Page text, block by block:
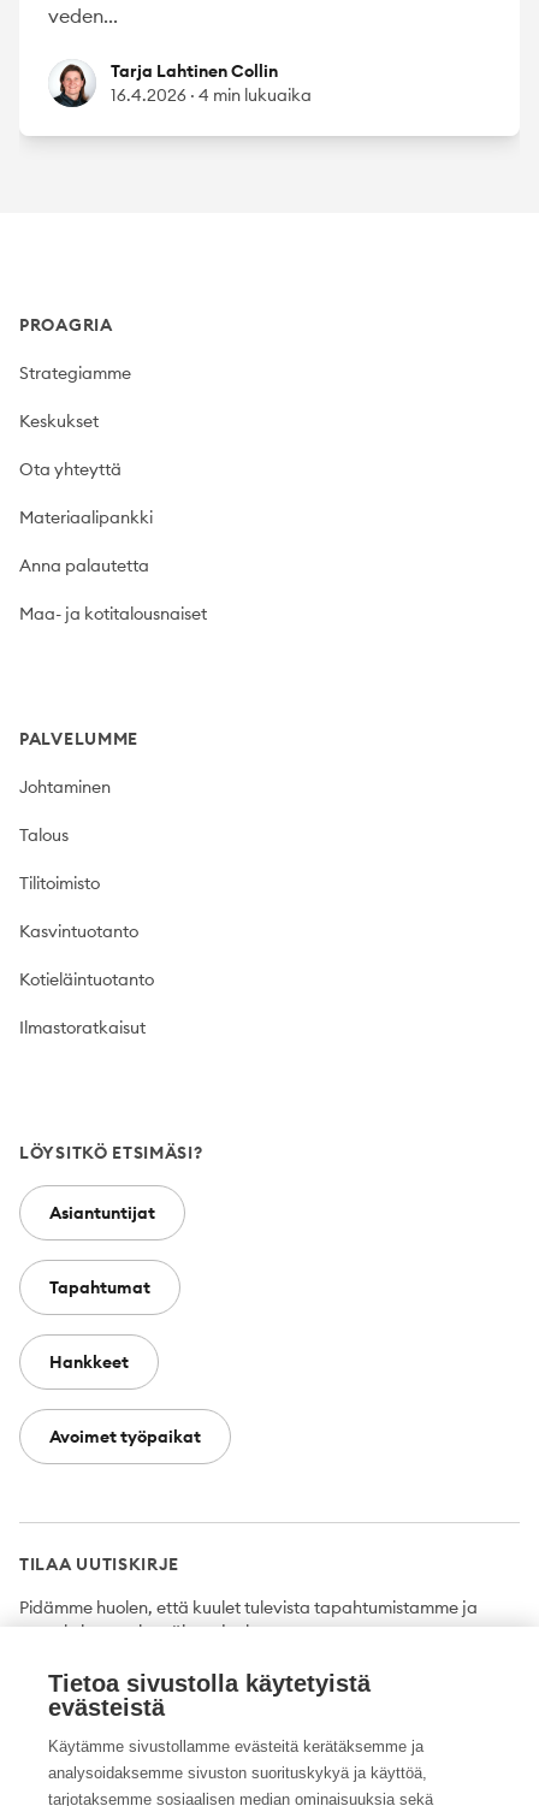
veden...
Tarja Lahtinen Collin
Tarja Lahtinen Collin
16.4.2026 · 4 min lukuaika
PROAGRIA
Strategiamme
Keskukset
Ota yhteyttä
Materiaalipankki
Anna palautetta
Maa- ja kotitalousnaiset
PALVELUMME
Johtaminen
Talous
Tilitoimisto
Kasvintuotanto
Kotieläintuotanto
Ilmastoratkaisut
LÖYSITKÖ ETSIMÄSI?
Asiantuntijat
Tapahtumat
Hankkeet
Avoimet työpaikat
TILAA UUTISKIRJE
Pidämme huolen, että kuulet tulevista tapahtumistamme ja
uutuuksista ensimmäisten joukossa.
Tilaa
Tietoa sivustolla käytetyistä
evästeistä
Käytämme sivustollamme evästeitä kerätäksemme ja
analysoidaksemme sivuston suorituskykyä ja käyttöä,
tarjotaksemme sosiaalisen median ominaisuuksia sekä